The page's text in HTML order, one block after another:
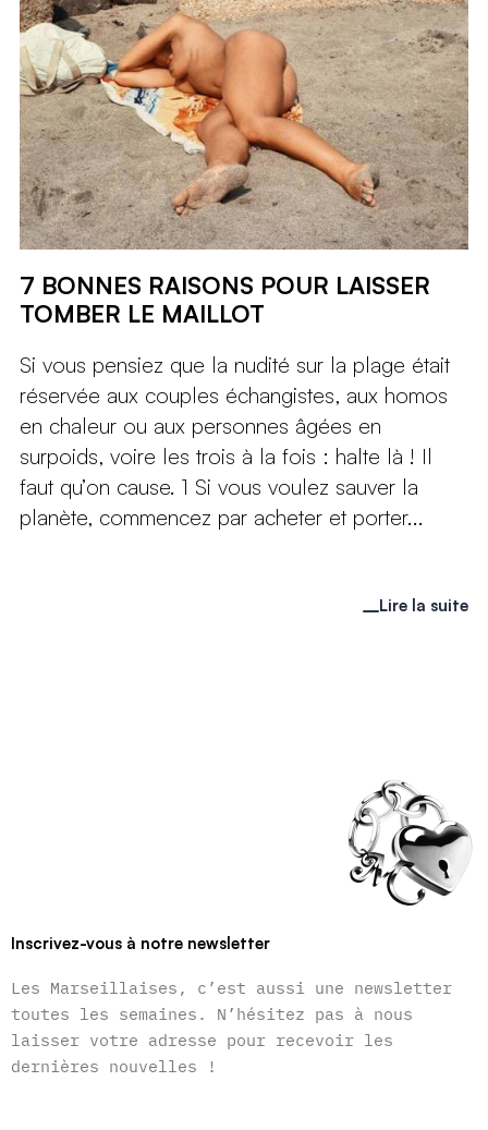
7 BONNES RAISONS POUR LAISSER
TOMBER LE MAILLOT
Si vous pensiez que la nudité sur la plage était
réservée aux couples échangistes, aux homos
en chaleur ou aux personnes âgées en
surpoids, voire les trois à la fois : halte là ! Il
faut qu’on cause. 1 Si vous voulez sauver la
planète, commencez par acheter et porter...
Lire la suite
Inscrivez-vous à notre newsletter
Les Marseillaises, c’est aussi une newsletter
toutes les semaines. N’hésitez pas à nous
laisser votre adresse pour recevoir les
dernières nouvelles !